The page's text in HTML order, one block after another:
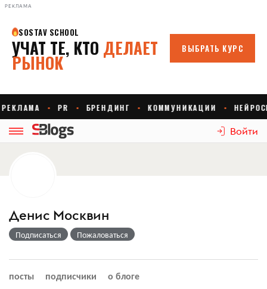
РЕКЛАМА
Войти
Денис Москвин
Подписаться Пожаловаться
посты подписчики о блоге